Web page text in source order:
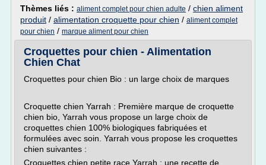
Thèmes liés : aliment complet pour chien adulte / chien aliment
produit / alimentation croquette pour chien / aliment complet
pour chien / marque aliment pour chien
Croquettes pour chien - Alimentation
Chien Chat
Croquettes pour chien Bio : un large choix de marques
Croquette chien Yarrah : Première marque de croquette
chien bio, Yarrah vous propose un large choix de
croquettes chien 100% biologiques fabriquées et
formulées avec soin. Yarrah vous propose les croquettes
chien suivantes :
Croquettes chien petite race Yarrah : une recette de